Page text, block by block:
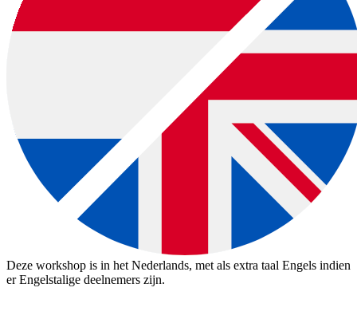
Deze workshop is in het Nederlands, met als extra taal Engels indien
er Engelstalige deelnemers zijn.